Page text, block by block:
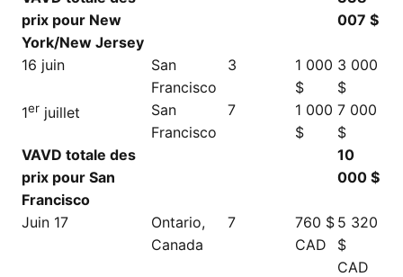
prix pour New
York/New Jersey
007 $
16 juin
San
Francisco
3
1 000
$
3 000
$
1er juillet
San
Francisco
7
1 000
$
7 000
$
VAVD totale des
prix pour San
Francisco
10
000 $
Juin 17
Ontario,
Canada
7
760 $
CAD
5 320
$
CAD